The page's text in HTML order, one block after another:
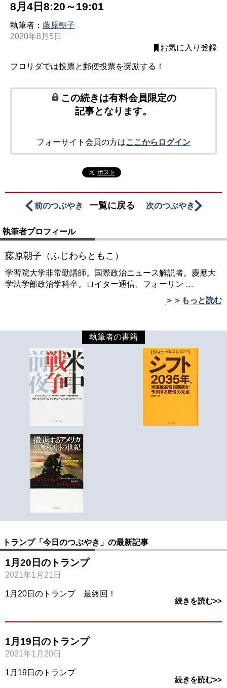
8月4日8:20～19:01
執筆者： 藤原朝子
2020年8月5日
お気に入り登録
フロリダでは投票と郵便投票を奨励する！
この続きは有料会員限定の
記事となります。
フォーサイト会員の方はここからログイン
ポスト
前のつぶやき 一覧に戻る 次のつぶやき
執筆者プロフィール
藤原朝子（ふじわらともこ）
学習院大学非常勤講師。国際政治ニュース解説者。慶應大
学法学部政治学科卒。ロイター通信、フォーリン …
＞＞もっと読む
執筆者の書籍
トランプ「今日のつぶやき」の最新記事
1月20日のトランプ
2021年1月21日
1月20日のトランプ 最終回！
続きを読む>>
1月19日のトランプ
2021年1月20日
1月19日のトランプ
続きを読む>>